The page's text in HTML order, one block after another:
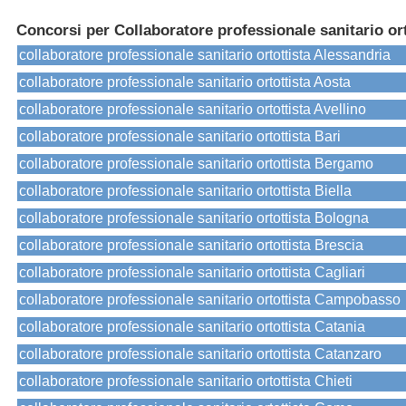
Concorsi per Collaboratore professionale sanitario
collaboratore professionale sanitario ortottista Alessandria
collaboratore professionale sanitario ortottista Aosta
collaboratore professionale sanitario ortottista Avellino
collaboratore professionale sanitario ortottista Bari
collaboratore professionale sanitario ortottista Bergamo
collaboratore professionale sanitario ortottista Biella
collaboratore professionale sanitario ortottista Bologna
collaboratore professionale sanitario ortottista Brescia
collaboratore professionale sanitario ortottista Cagliari
collaboratore professionale sanitario ortottista Campobasso
collaboratore professionale sanitario ortottista Catania
collaboratore professionale sanitario ortottista Catanzaro
collaboratore professionale sanitario ortottista Chieti